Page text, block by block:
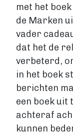
met het
de Marken
vader
dat het de
verbeterd,
in het boek
berichten
een boek uit
achteraf
kunnen